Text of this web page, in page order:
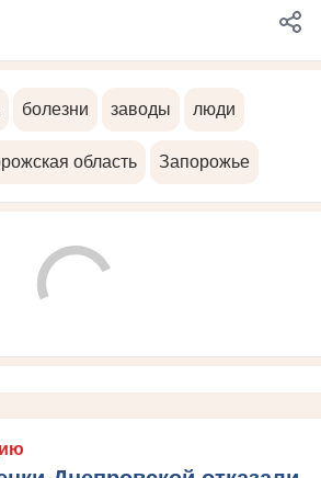
болезни заводы люди
область Запорожье